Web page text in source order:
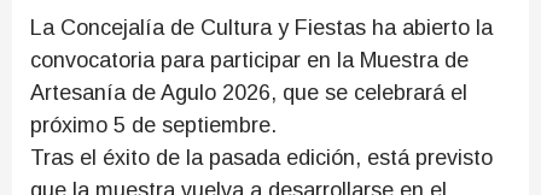
La Concejalía de Cultura y Fiestas ha abierto la
convocatoria para participar en la Muestra de
Artesanía de Agulo 2026, que se celebrará el
próximo 5 de septiembre.
Tras el éxito de la pasada edición, está previsto
que la muestra vuelva a desarrollarse en el